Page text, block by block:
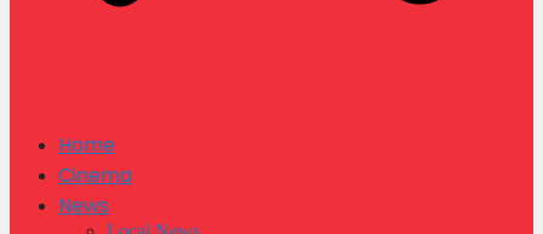
Home
Cinema
News